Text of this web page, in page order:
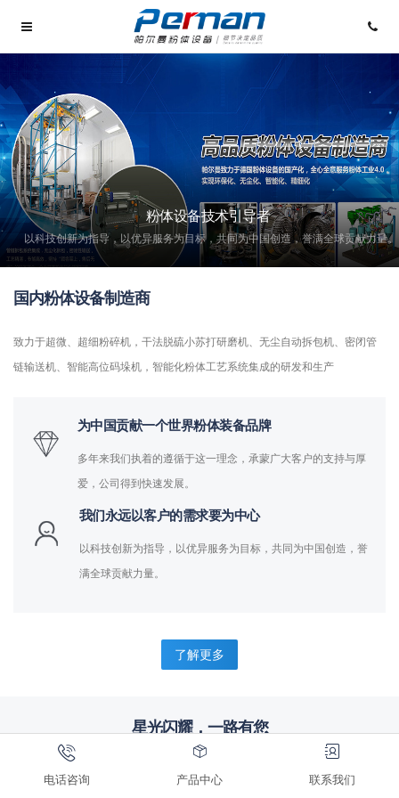
粉体设备技术引导者
以科技创新为指导，以优异服务为目标，共同为中国创造，誉满全球贡献力量。
国内粉体设备制造商
致力于超微、超细粉碎机，干法脱硫小苏打研磨机、无尘自动拆包机、密闭管
链输送机、智能高位码垛机，智能化粉体工艺系统集成的研发和生产
为中国贡献一个世界粉体装备品牌
多年来我们执着的遵循于这一理念，承蒙广大客户的支持与厚
爱，公司得到快速发展。
我们永远以客户的需求要为中心
以科技创新为指导，以优异服务为目标，共同为中国创造，誉
满全球贡献力量。
了解更多
星光闪耀，一路有您
电话咨询
产品中心 联系我们